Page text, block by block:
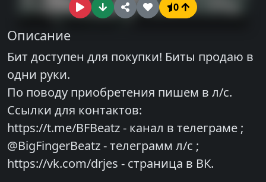
0
Описание
Бит доступен для покупки! Биты продаю в
одни руки.
По поводу приобретения пишем в л/с.
Ссылки для контактов:
https://t.me/BFBeatz - канал в телеграме ;
@BigFingerBeatz - телеграмм л/с ;
https://vk.com/drjes - страница в ВК.